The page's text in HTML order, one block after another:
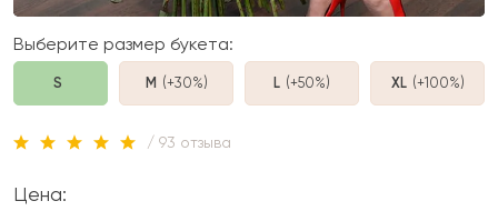
Выберите размер букета:
S M (+30%) L (+50%) XL (+100%)
/ 93 отзыва
Цена: